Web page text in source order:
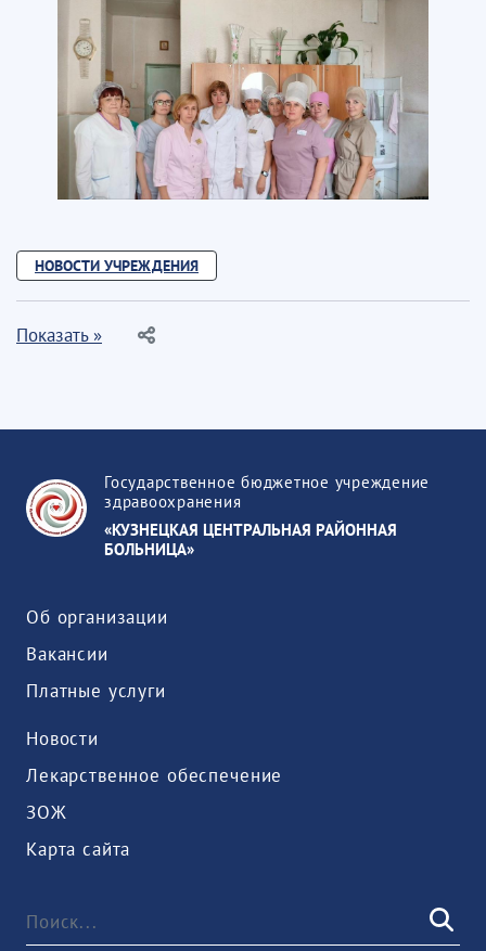
НОВОСТИ УЧРЕЖДЕНИЯ
Показать »
Государственное бюджетное учреждение
здравоохранения
«КУЗНЕЦКАЯ ЦЕНТРАЛЬНАЯ РАЙОННАЯ
БОЛЬНИЦА»
Об организации
Вакансии
Платные услуги
Новости
Лекарственное обеспечение
ЗОЖ
Карта сайта